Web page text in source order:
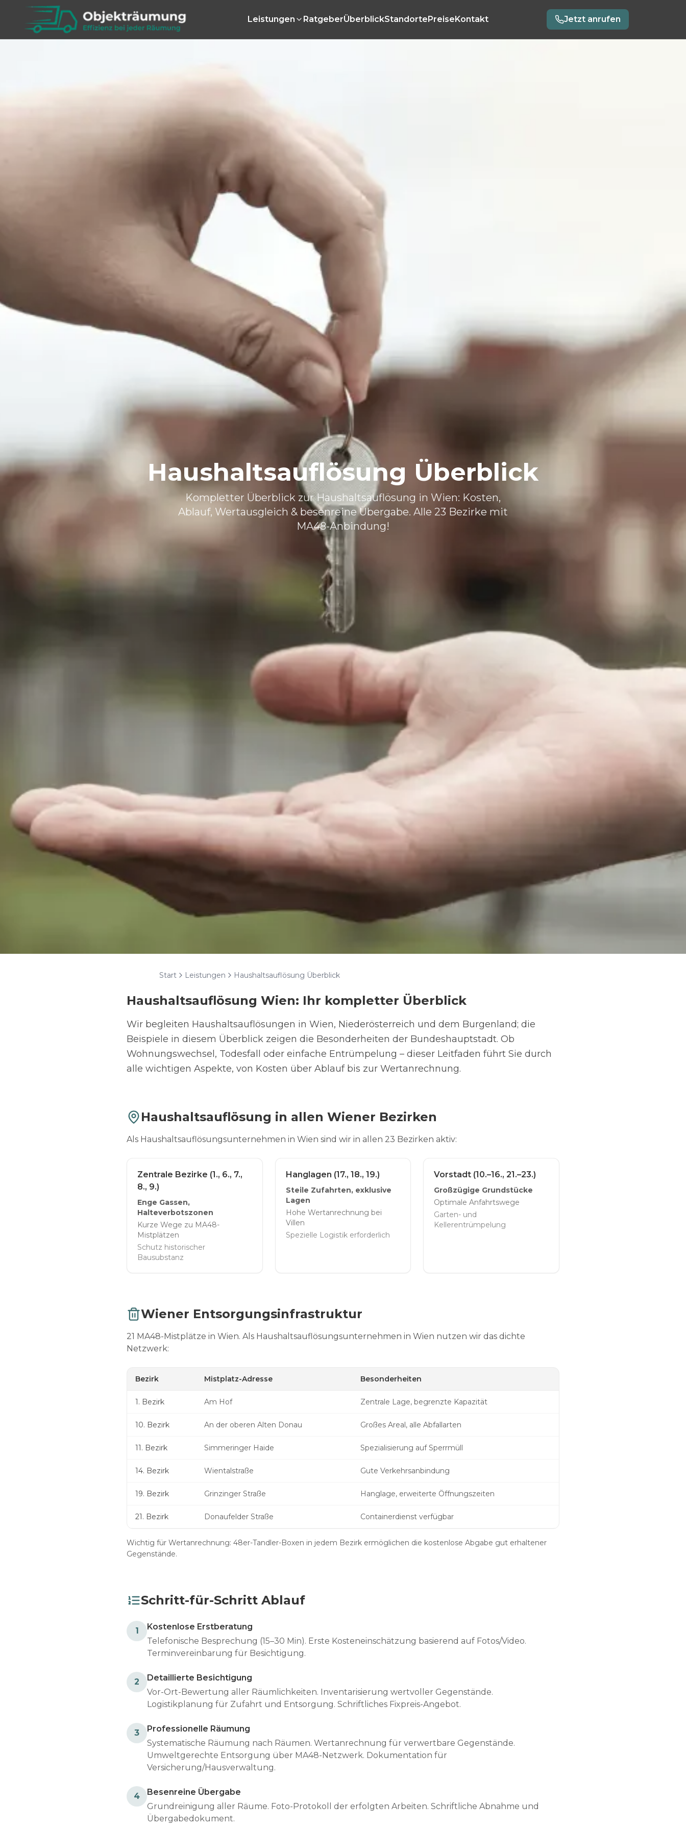
Leistungen RatgeberÜberblickStandortePreiseKontakt Jetzt anrufen
Haushaltsauflösung Überblick
Kompletter Überblick zur Haushaltsauflösung in Wien: Kosten,
Ablauf, Wertausgleich & besenreine Übergabe. Alle 23 Bezirke mit
MA48-Anbindung!
Start Leistungen Haushaltsauflösung Überblick
Haushaltsauflösung Wien: Ihr kompletter Überblick
Wir begleiten Haushaltsauflösungen in Wien, Niederösterreich und dem Burgenland; die
Beispiele in diesem Überblick zeigen die Besonderheiten der Bundeshauptstadt. Ob
Wohnungswechsel, Todesfall oder einfache Entrümpelung – dieser Leitfaden führt Sie durch
alle wichtigen Aspekte, von Kosten über Ablauf bis zur Wertanrechnung.
Haushaltsauflösung in allen Wiener Bezirken
Als Haushaltsauflösungsunternehmen in Wien sind wir in allen 23 Bezirken aktiv:
Zentrale Bezirke (1., 6., 7.,
8., 9.)
Enge Gassen,
Halteverbotszonen
Kurze Wege zu MA48-
Mistplätzen
Schutz historischer
Bausubstanz
Hanglagen (17., 18., 19.)
Steile Zufahrten, exklusive
Lagen
Hohe Wertanrechnung bei
Villen
Spezielle Logistik erforderlich
Vorstadt (10.–16., 21.–23.)
Großzügige Grundstücke
Optimale Anfahrtswege
Garten- und
Kellerentrümpelung
Wiener Entsorgungsinfrastruktur
21 MA48-Mistplätze in Wien. Als Haushaltsauflösungsunternehmen in Wien nutzen wir das dichte
Netzwerk:
Bezirk Mistplatz-Adresse Besonderheiten
1. Bezirk Am Hof Zentrale Lage, begrenzte Kapazität
10. Bezirk An der oberen Alten Donau Großes Areal, alle Abfallarten
11. Bezirk Simmeringer Haide Spezialisierung auf Sperrmüll
14. Bezirk Wientalstraße Gute Verkehrsanbindung
19. Bezirk Grinzinger Straße Hanglage, erweiterte Öffnungszeiten
21. Bezirk Donaufelder Straße Containerdienst verfügbar
Wichtig für Wertanrechnung: 48er-Tandler-Boxen in jedem Bezirk ermöglichen die kostenlose Abgabe gut erhaltener
Gegenstände.
Schritt-für-Schritt Ablauf
1
Kostenlose Erstberatung
Telefonische Besprechung (15–30 Min). Erste Kosteneinschätzung basierend auf Fotos/Video.
Terminvereinbarung für Besichtigung.
2
Detaillierte Besichtigung
Vor-Ort-Bewertung aller Räumlichkeiten. Inventarisierung wertvoller Gegenstände.
Logistikplanung für Zufahrt und Entsorgung. Schriftliches Fixpreis-Angebot.
3
Professionelle Räumung
Systematische Räumung nach Räumen. Wertanrechnung für verwertbare Gegenstände.
Umweltgerechte Entsorgung über MA48-Netzwerk. Dokumentation für
Versicherung/Hausverwaltung.
4
Besenreine Übergabe
Grundreinigung aller Räume. Foto-Protokoll der erfolgten Arbeiten. Schriftliche Abnahme und
Übergabedokument.